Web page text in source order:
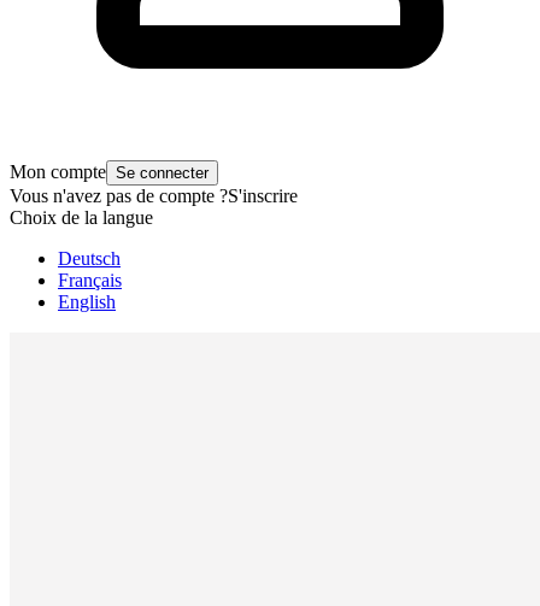
Mon compte Se connecter
Vous n'avez pas de compte ?S'inscrire
Choix de la langue
Deutsch
Français
English